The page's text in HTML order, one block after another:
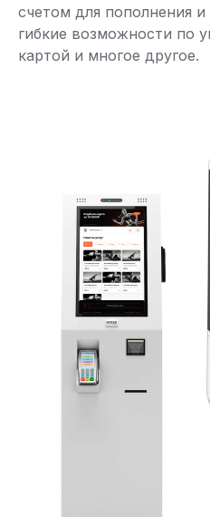
счетом для пополнения и
гибкие возможности по
картой и многое другое.